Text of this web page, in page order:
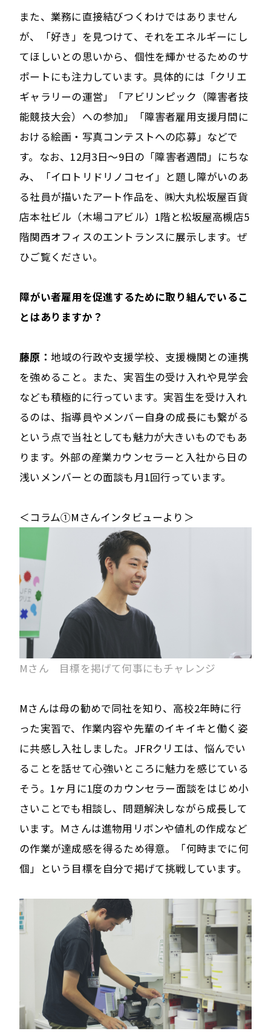
また、業務に直接結びつくわけではありません
が、「好き」を見つけて、それをエネルギーにし
てほしいとの思いから、個性を輝かせるためのサ
ポートにも注力しています。具体的には「クリエ
ギャラリーの運営」「アビリンピック（障害者技
能競技大会）への参加」「障害者雇用支援月間に
おける絵画・写真コンテストへの応募」などで
す。なお、12月3日～9日の「障害者週間」にちな
み、「イロトリドリノコセイ」と題し障がいのあ
る社員が描いたアート作品を、㈱大丸松坂屋百貨
店本社ビル（木場コアビル）1階と松坂屋高槻店5
階関西オフィスのエントランスに展示します。ぜ
ひご覧ください。
――障がい者雇用を促進するために取り組んでいるこ
とはありますか？
藤原： 地域の行政や支援学校、支援機関との連携
を強めること。また、実習生の受け入れや見学会
なども積極的に行っています。実習生を受け入れ
るのは、指導員やメンバー自身の成長にも繋がる
という点で当社としても魅力が大きいものでもあ
ります。外部の産業カウンセラーと入社から日の
浅いメンバーとの面談も月1回行っています。
＜コラム①Mさんインタビューより＞
Mさん 目標を掲げて何事にもチャレンジ
Mさんは母の勧めで同社を知り、高校2年時に行
った実習で、作業内容や先輩のイキイキと働く姿
に共感し入社しました。JFRクリエは、悩んでい
ることを話せて心強いところに魅力を感じている
そう。1ヶ月に1度のカウンセラー面談をはじめ小
さいことでも相談し、問題解決しながら成長して
います。Ｍさんは進物用リボンや値札の作成など
の作業が達成感を得るため得意。「何時までに何
個」という目標を自分で掲げて挑戦しています。